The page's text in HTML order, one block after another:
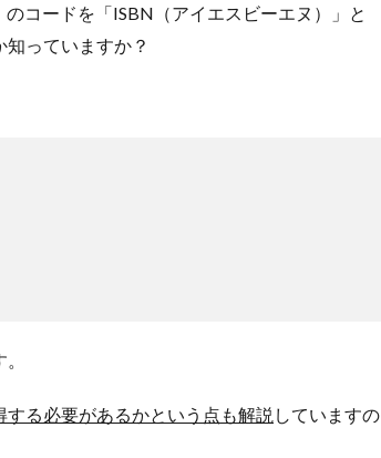
コードを「ISBN（アイエスビーエヌ）」と
っていますか？
る必要があるかという点も解説 していますの